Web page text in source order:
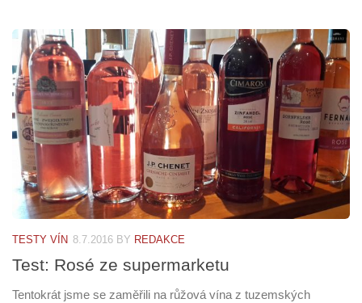
TESTY VÍN 8.7.2016 BY REDAKCE
Test: Rosé ze supermarketu
Tentokrát jsme se zaměřili na růžová vína z tuzemských